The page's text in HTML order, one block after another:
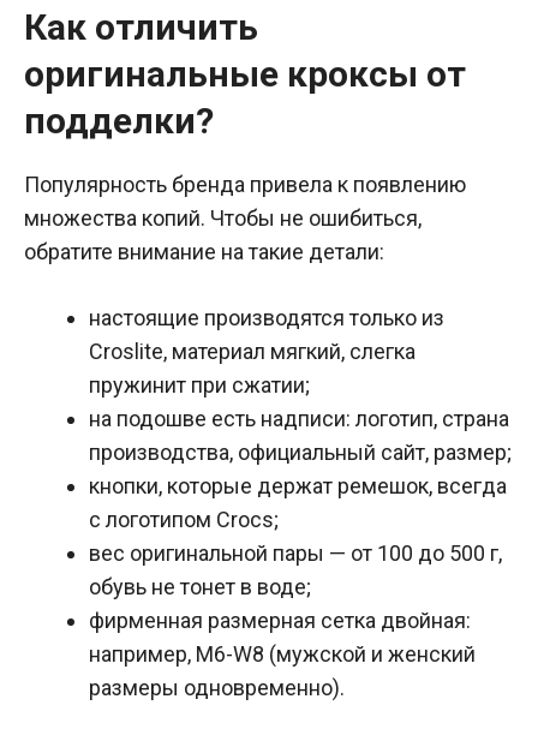
Как отличить
оригинальные кроксы от
подделки?
Популярность бренда привела к появлению
множества копий. Чтобы не ошибиться,
обратите внимание на такие детали:
настоящие производятся только из
Croslite, материал мягкий, слегка
пружинит при сжатии;
на подошве есть надписи: логотип, страна
производства, официальный сайт, размер;
кнопки, которые держат ремешок, всегда
с логотипом Crocs;
вес оригинальной пары — от 100 до 500 г,
обувь не тонет в воде;
фирменная размерная сетка двойная:
например, M6-W8 (мужской и женский
размеры одновременно).